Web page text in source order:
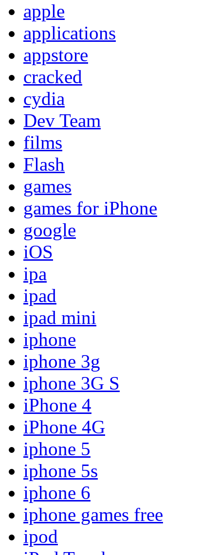
apple
applications
appstore
cracked
cydia
Dev Team
films
Flash
games
games for iPhone
google
iOS
ipa
ipad
ipad mini
iphone
iphone 3g
iphone 3G S
iPhone 4
iPhone 4G
iphone 5
iphone 5s
iphone 6
iphone games free
ipod